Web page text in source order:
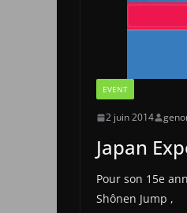
EVENT
2 juin 2014
Japan
Pour son 15e
Shônen Jump ,